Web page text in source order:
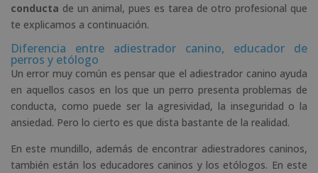
conducta de un animal, pues es tarea de otro profesional que
te explicamos a continuación.
Diferencia entre adiestrador canino, educador de
perros y etólogo
Un error muy común es pensar que el adiestrador canino ayuda
en aquellos casos en los que un perro presenta problemas de
conducta, como puede ser la agresividad, la inseguridad o la
ansiedad. Pero lo cierto es que dista bastante de la realidad.
En este mundillo, además de encontrar adiestradores caninos,
también están los educadores caninos y los etólogos. En este